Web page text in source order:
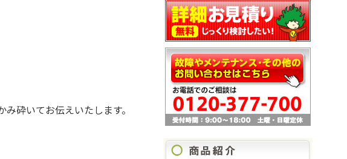
砕いてお伝えいたします。